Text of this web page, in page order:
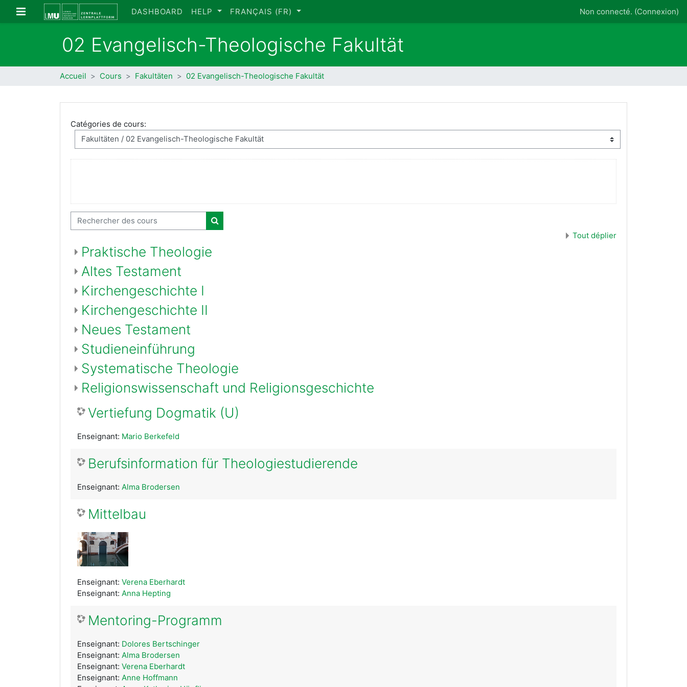
Passer au contenu principal
Panneau latéral DASHBOARD HELP FRANÇAIS ‎(FR)‎ Non connecté. (Connexion)
02 Evangelisch-Theologische Fakultät
Accueil Cours Fakultäten 02 Evangelisch-Theologische Fakultät
Catégories de cours:
Rechercher des cours
Rechercher des cours Tout déplier
Praktische Theologie
Altes Testament
Kirchengeschichte I
Kirchengeschichte II
Neues Testament
Studieneinführung
Systematische Theologie
Religionswissenschaft und Religionsgeschichte
Vertiefung Dogmatik (U)
Enseignant: Mario Berkefeld
Berufsinformation für Theologiestudierende
Enseignant: Alma Brodersen
Mittelbau
Enseignant: Verena Eberhardt
Enseignant: Anna Hepting
Mentoring-Programm
Enseignant: Dolores Bertschinger
Enseignant: Alma Brodersen
Enseignant: Verena Eberhardt
Enseignant: Anne Hoffmann